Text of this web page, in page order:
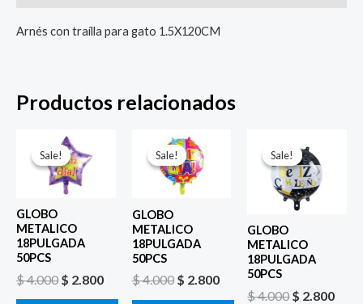
Arnés con traílla para gato 1.5X120CM
Productos relacionados
Sale!
Sale!
GLOBO
METALICO
18PULGADA
50PCS
$4.000
El
precio
original
era:
$ 2.800
Sale!
Sale!
GLOBO
METALICO
18PULGADA
50PCS
$4.000
El
precio
original
era:
$ 2.800
Sale!
Sale!
GLOBO
METALICO
18PULGADA
50PCS
$4.000
precio
original
era:
$ 4.000.
$ 2.800